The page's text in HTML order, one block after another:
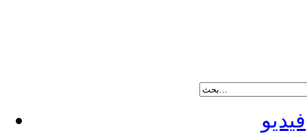
فيديو